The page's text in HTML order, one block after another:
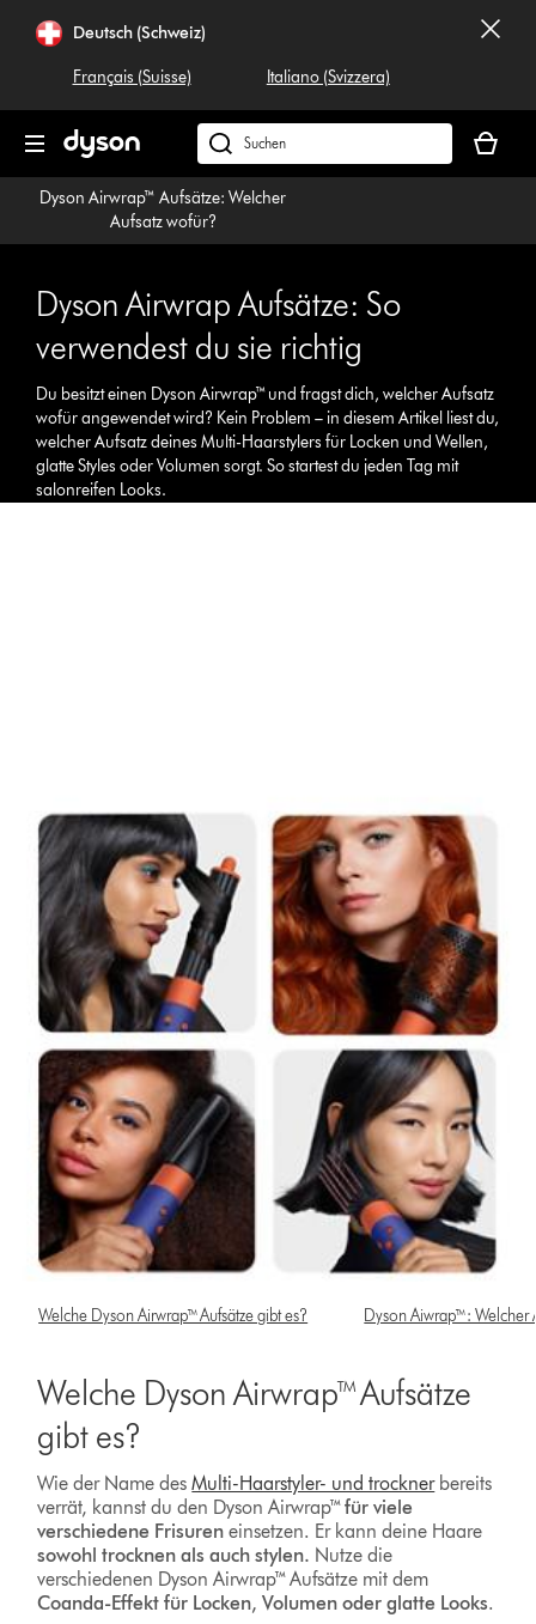
überspringenDeutsch (Schweiz)
Français (Suisse) Italiano (Svizzera)
Dyson.ch
durchsuchen
ist
Dyson Airwrap™ Aufsätze: Welcher
Aufsatz wofür?
Dyson Airwrap Aufsätze: So
verwendest du sie richtig
Du besitzt einen Dyson Airwrap™ und fragst dich, welcher Aufsatz
wofür angewendet wird? Kein Problem – in diesem Artikel liest du,
welcher Aufsatz deines Multi-Haarstylers für Locken und Wellen,
glatte Styles oder Volumen sorgt. So startest du jeden Tag mit
salonreifen Looks.
Welche Dyson Airwrap™ Aufsätze gibt es? Dyson Aiwrap™: Welcher
Welche Dyson Airwrap™ Aufsätze
gibt es?
Wie der Name desMulti-Haarstyler- und trocknerbereits
verrät, kannst du den Dyson Airwrap™für viele
verschiedene Frisuren einsetzen. Er kann deine Haare
sowohl trocknen als auch stylen. Nutze die
verschiedenen Dyson Airwrap™ Aufsätze mit dem
Coanda-Effekt für Locken, Volumen oder glatte Looks.